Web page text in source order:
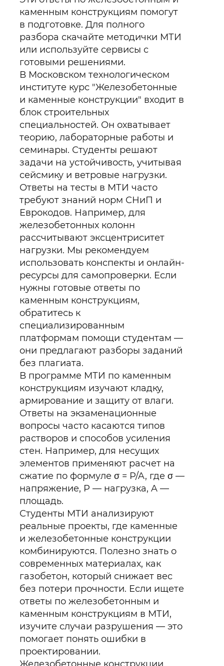
каменным конструкциям помогут
в подготовке. Для полного
разбора скачайте методички МТИ
или используйте сервисы с
готовыми решениями.
В Московском технологическом
институте курс "Железобетонные
и каменные конструкции" входит в
блок строительных
специальностей. Он охватывает
теорию, лабораторные работы и
семинары. Студенты решают
задачи на устойчивость, учитывая
сейсмику и ветровые нагрузки.
Ответы на тесты в МТИ часто
требуют знаний норм СНиП и
Еврокодов. Например, для
железобетонных колонн
рассчитывают эксцентриситет
нагрузки. Мы рекомендуем
использовать конспекты и онлайн-
ресурсы для самопроверки. Если
нужны готовые ответы по
каменным конструкциям,
обратитесь к
специализированным
платформам помощи студентам —
они предлагают разборы заданий
без плагиата.
В программе МТИ по каменным
конструкциям изучают кладку,
армирование и защиту от влаги.
Ответы на экзаменационные
вопросы часто касаются типов
растворов и способов усиления
стен. Например, для несущих
элементов применяют расчет на
сжатие по формуле σ = P/A, где σ —
напряжение, P — нагрузка, A —
площадь.
Студенты МТИ анализируют
реальные проекты, где каменные
и железобетонные конструкции
комбинируются. Полезно знать о
современных материалах, как
газобетон, который снижает вес
без потери прочности. Если ищете
ответы по железобетонным и
каменным конструкциям в МТИ,
изучите случаи разрушения — это
помогает понять ошибки в
проектировании.